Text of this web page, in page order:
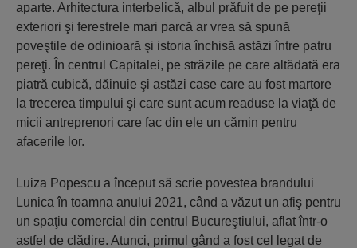
aparte. Arhitectura interbelică, albul prăfuit de pe pereţii
exteriori şi ferestrele mari parcă ar vrea să spună
poveştile de odinioară şi istoria închisă astăzi între patru
pereţi. În centrul Capitalei, pe străzile pe care altădată era
piatră cubică, dăinuie şi astăzi case care au fost martore
la trecerea timpului şi care sunt acum readuse la viaţă de
micii antreprenori care fac din ele un cămin pentru
afacerile lor.
Luiza Popescu a început să scrie povestea brandului
Lunica în toamna anului 2021, când a văzut un afiş pentru
un spaţiu comercial din centrul Bucureştiului, aflat într-o
astfel de clădire. Atunci, primul gând a fost cel legat de